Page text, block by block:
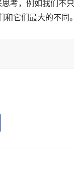
考，例如我们不
它们最大的不同